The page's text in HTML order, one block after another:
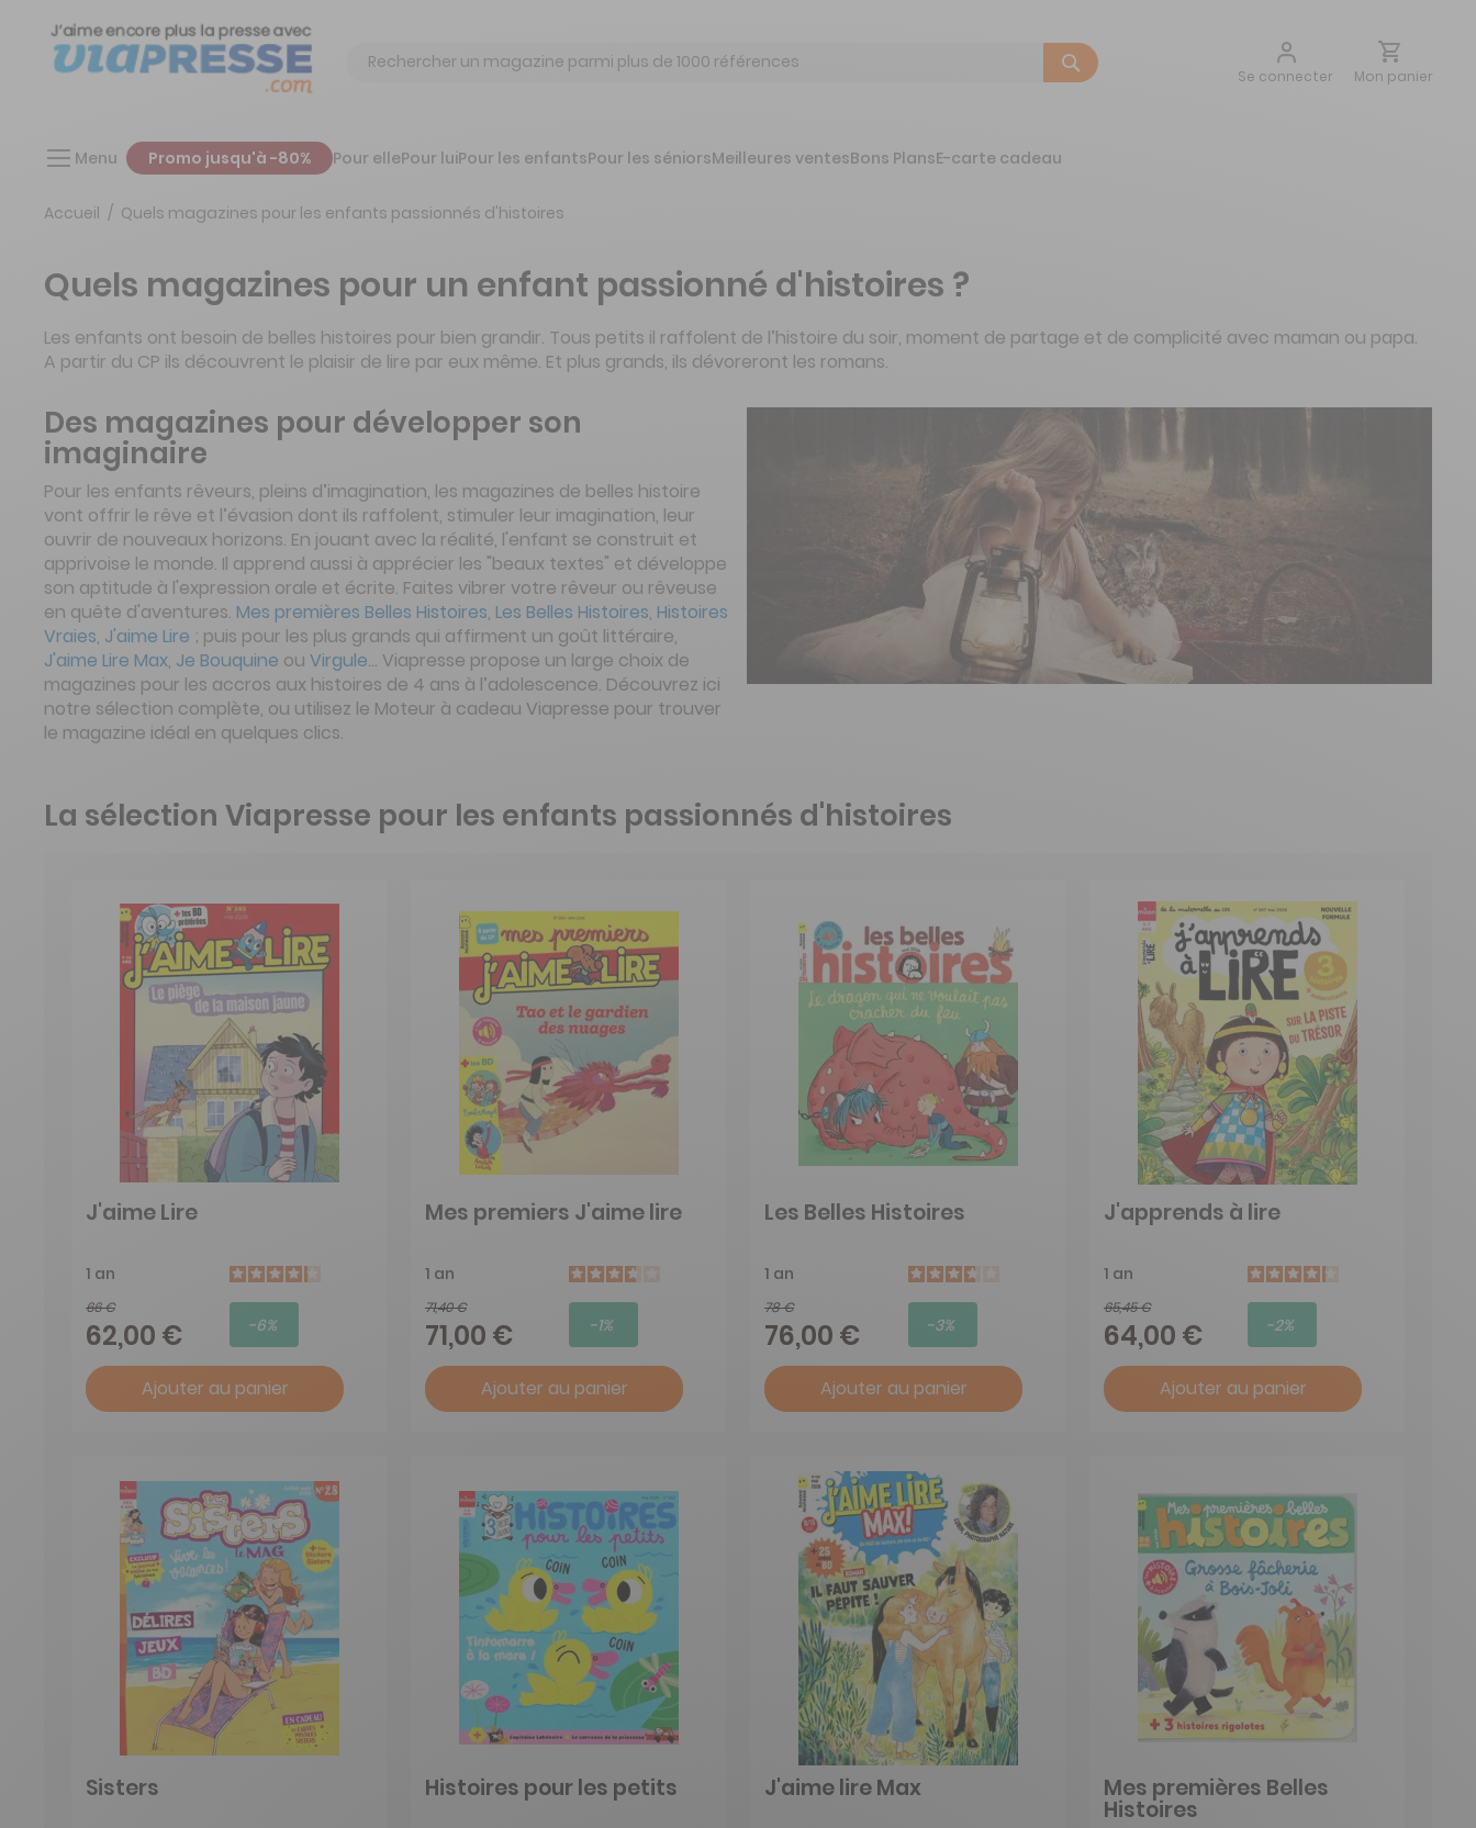
Chercher
Se connecter
Aller
Mon panier
Menu Promo jusqu'à -80% Pour ellePour luiPour les enfantsPour les séniorsMeilleures ventesBons PlansE-carte cadeau
Accueil Quels magazines pour les enfants passionnés d'histoires
Quels magazines pour un enfant passionné d'histoires ?
Les enfants ont besoin de belles histoires pour bien grandir. Tous petits il raffolent de l’histoire du soir, moment de partage et de complicité avec maman ou papa.
A partir du CP ils découvrent le plaisir de lire par eux même. Et plus grands, ils dévoreront les romans.
Des magazines pour développer son
imaginaire
Pour les enfants rêveurs, pleins d’imagination, les magazines de belles histoire
vont offrir le rêve et l’évasion dont ils raffolent, stimuler leur imagination, leur
ouvrir de nouveaux horizons. En jouant avec la réalité, l'enfant se construit et
apprivoise le monde. Il apprend aussi à apprécier les "beaux textes" et développe
son aptitude à l'expression orale et écrite. Faites vibrer votre rêveur ou rêveuse
en quête d'aventures. Mes premières Belles Histoires, Les Belles Histoires, Histoires
Vraies, J'aime Lire ; puis pour les plus grands qui affirment un goût littéraire,
J'aime Lire Max, Je Bouquine ou Virgule... Viapresse propose un large choix de
magazines pour les accros aux histoires de 4 ans à l’adolescence. Découvrez ici
notre sélection complète, ou utilisez le Moteur à cadeau Viapresse pour trouver
le magazine idéal en quelques clics.
La sélection Viapresse pour les enfants passionnés d'histoires
J'aime Lire
1 an
66 €
62,00 € -6%
Ajouter au panier
Mes premiers J'aime lire
1 an
71,40 €
71,00 € -1%
Ajouter au panier
Les Belles Histoires
1 an
78 €
76,00 € -3%
Ajouter au panier
J'apprends à lire
1 an
65,45 €
64,00 € -2%
Ajouter au panier
Sisters Histoires pour les petits J'aime lire Max Mes premières Belles
Histoires